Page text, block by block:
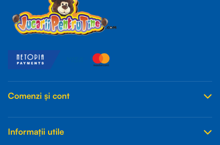
Comenzi și cont
Informații utile